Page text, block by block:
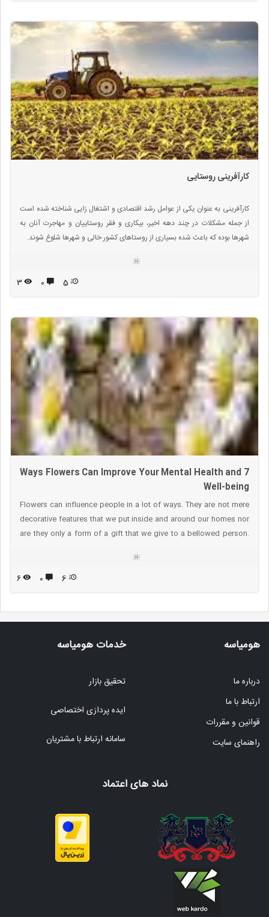
کارآفرینی روستایی
کارآفرینی به عنوان یکی از عوامل رشد اقتصادی و اشتغال‌ زایی شناخته شده ‌است
از جمله مشکلات در چند دهه اخیر، بیکاری و فقر روستاییان و مهاجرت آنان به
شهرها بوده که باعث شده بسیاری از روستاهای کشور خالی و شهرها شلوغ شوند.
5 ۰ ۳
7 Ways Flowers Can Improve Your Mental Health and
Well-being
Flowers can influence people in a lot of ways. They are not mere
decorative features that we put inside and around our homes nor
are they only a form of a gift that we give to a bellowed person.
6 ۰ ۶
هومیاسه
درباره ما
ارتباط با ما
قوانین و مقررات
راهنمای سایت
خدمات هومیاسه
تحقیق بازار
ایده پردازی اختصاصی
سامانه ارتباط با مشتریان
نماد های اعتماد